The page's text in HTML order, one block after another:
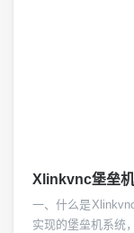
Xlinkvnc堡垒
一、什么是
实现的堡垒机系统